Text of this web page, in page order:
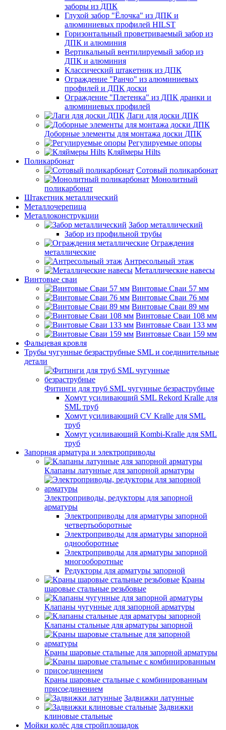
заборы из ДПК
Глухой забор "Ёлочка" из ДПК и
алюминиевых профилей HILST
Горизонтальный проветриваемый забор из
ДПК и алюминия
Вертикальный вентилируемый забор из
ДПК и алюминия
Классический штакетник из ДПК
Ограждение "Ранчо" из алюминиевых
профилей и ДПК доски
Ограждение "Плетенка" из ДПК дранки и
алюминиевых профилей
Лаги для доски ДПК
Доборные элементы для монтажа доски ДПК
Регулируемые опоры
Кляймеры Hilts
Поликарбонат
Сотовый поликарбонат
Монолитный
поликарбонат
Штакетник металлический
Металлочерепица
Металлоконструкции
Забор металлический
Забор из профильной трубы
Ограждения
металлические
Антресольный этаж
Металлические навесы
Винтовые сваи
Винтовые Сваи 57 мм
Винтовые Сваи 76 мм
Винтовые Сваи 89 мм
Винтовые Сваи 108 мм
Винтовые Сваи 133 мм
Винтовые Сваи 159 мм
Фальцевая кровля
Трубы чугунные безраструбные SML и соединительные
детали
Фитинги для труб SML чугунные безраструбные
Хомут усиливающий SML Rekord Kralle для
SML труб
Хомут усиливающий CV Kralle для SML
труб
Хомут усиливающий Kombi-Kralle для SML
труб
Запорная арматура и электроприводы
Клапаны латунные для запорной арматуры
Электроприводы, редукторы для запорной
арматуры
Электроприводы для арматуры запорной
четвертьоборотные
Электроприводы для арматуры запорной
однооборотные
Электроприводы для арматуры запорной
многооборотные
Редукторы для арматуры запорной
Краны
шаровые стальные резьбовые
Клапаны чугунные для запорной арматуры
Клапаны стальные для арматуры запорной
Краны шаровые стальные для запорной арматуры
Краны шаровые стальные с комбинированным
присоединением
Задвижки латунные
Задвижки
клиновые стальные
Мойки колёс для стройплощадок